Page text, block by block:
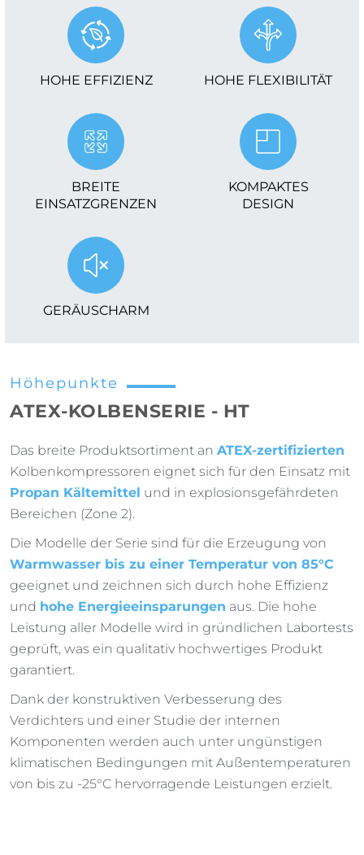
HOHE EFFIZIENZ HOHE FLEXIBILITÄT
BREITE
EINSATZGRENZEN
KOMPAKTES
DESIGN
GERÄUSCHARM
Höhepunkte
ATEX-KOLBENSERIE - HT
Das breite Produktsortiment an ATEX-zertifizierten
Kolbenkompressoren eignet sich für den Einsatz mit
Propan Kältemittel und in explosionsgefährdeten
Bereichen (Zone 2).
Die Modelle der Serie sind für die Erzeugung von
Warmwasser bis zu einer Temperatur von 85°C
geeignet und zeichnen sich durch hohe Effizienz
und hohe Energieeinsparungen aus. Die hohe
Leistung aller Modelle wird in gründlichen Labortests
geprüft, was ein qualitativ hochwertiges Produkt
garantiert.
Dank der konstruktiven Verbesserung des
Verdichters und einer Studie der internen
Komponenten werden auch unter ungünstigen
klimatischen Bedingungen mit Außentemperaturen
von bis zu -25°C hervorragende Leistungen erzielt.